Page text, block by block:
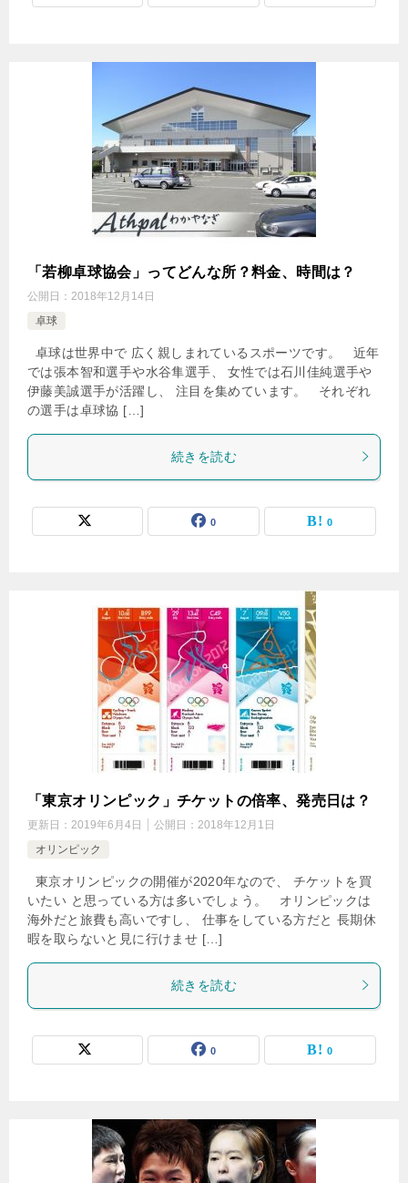
「若柳卓球協会」ってどんな所？料金、時間は？
公開日： 2018年12月14日
卓球
卓球は世界中で 広く親しまれているスポーツです。 近年
では張本智和選手や水谷隼選手、 女性では石川佳純選手や
伊藤美誠選手が活躍し、 注目を集めています。 それぞれ
の選手は卓球協 […]
続きを読む
0 0
「東京オリンピック」チケットの倍率、発売日は？
更新日： 2019年6月4日 公開日： 2018年12月1日
オリンピック
東京オリンピックの開催が2020年なので、 チケットを買
いたい と思っている方は多いでしょう。 オリンピックは
海外だと旅費も高いですし、 仕事をしている方だと 長期休
暇を取らないと見に行けませ […]
続きを読む
0 0